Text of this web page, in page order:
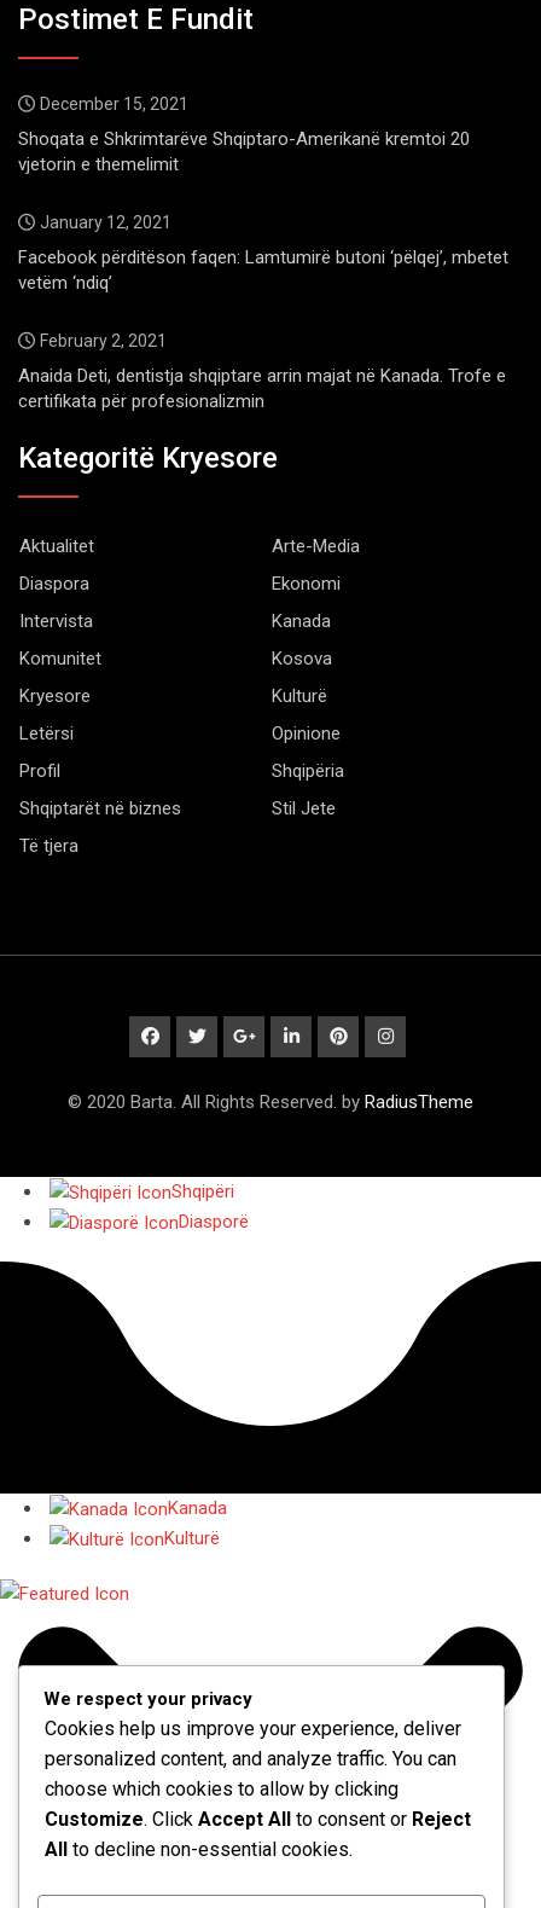
Postimet E Fundit
December 15, 2021
Shoqata e Shkrimtarëve Shqiptaro-Amerikanë kremtoi 20
vjetorin e themelimit
January 12, 2021
Facebook përditëson faqen: Lamtumirë butoni ‘pëlqej’, mbetet
vetëm ‘ndiq’
February 2, 2021
Anaida Deti, dentistja shqiptare arrin majat në Kanada. Trofe e
certifikata për profesionalizmin
Kategoritë Kryesore
Aktualitet
Arte-Media
Diaspora
Ekonomi
Intervista
Kanada
Komunitet
Kosova
Kryesore
Kulturë
Letërsi
Opinione
Profil
Shqipëria
Shqiptarët në biznes
Stil Jete
Të tjera
© 2020 Barta. All Rights Reserved. by RadiusTheme
We respect your privacy
Cookies help us improve your experience, deliver
personalized content, and analyze traffic. You can
choose which cookies to allow by clicking
Customize. Click Accept All to consent or Reject
All to decline non-essential cookies.
Shqipëri
Diasporë
Kanada
Kulturë